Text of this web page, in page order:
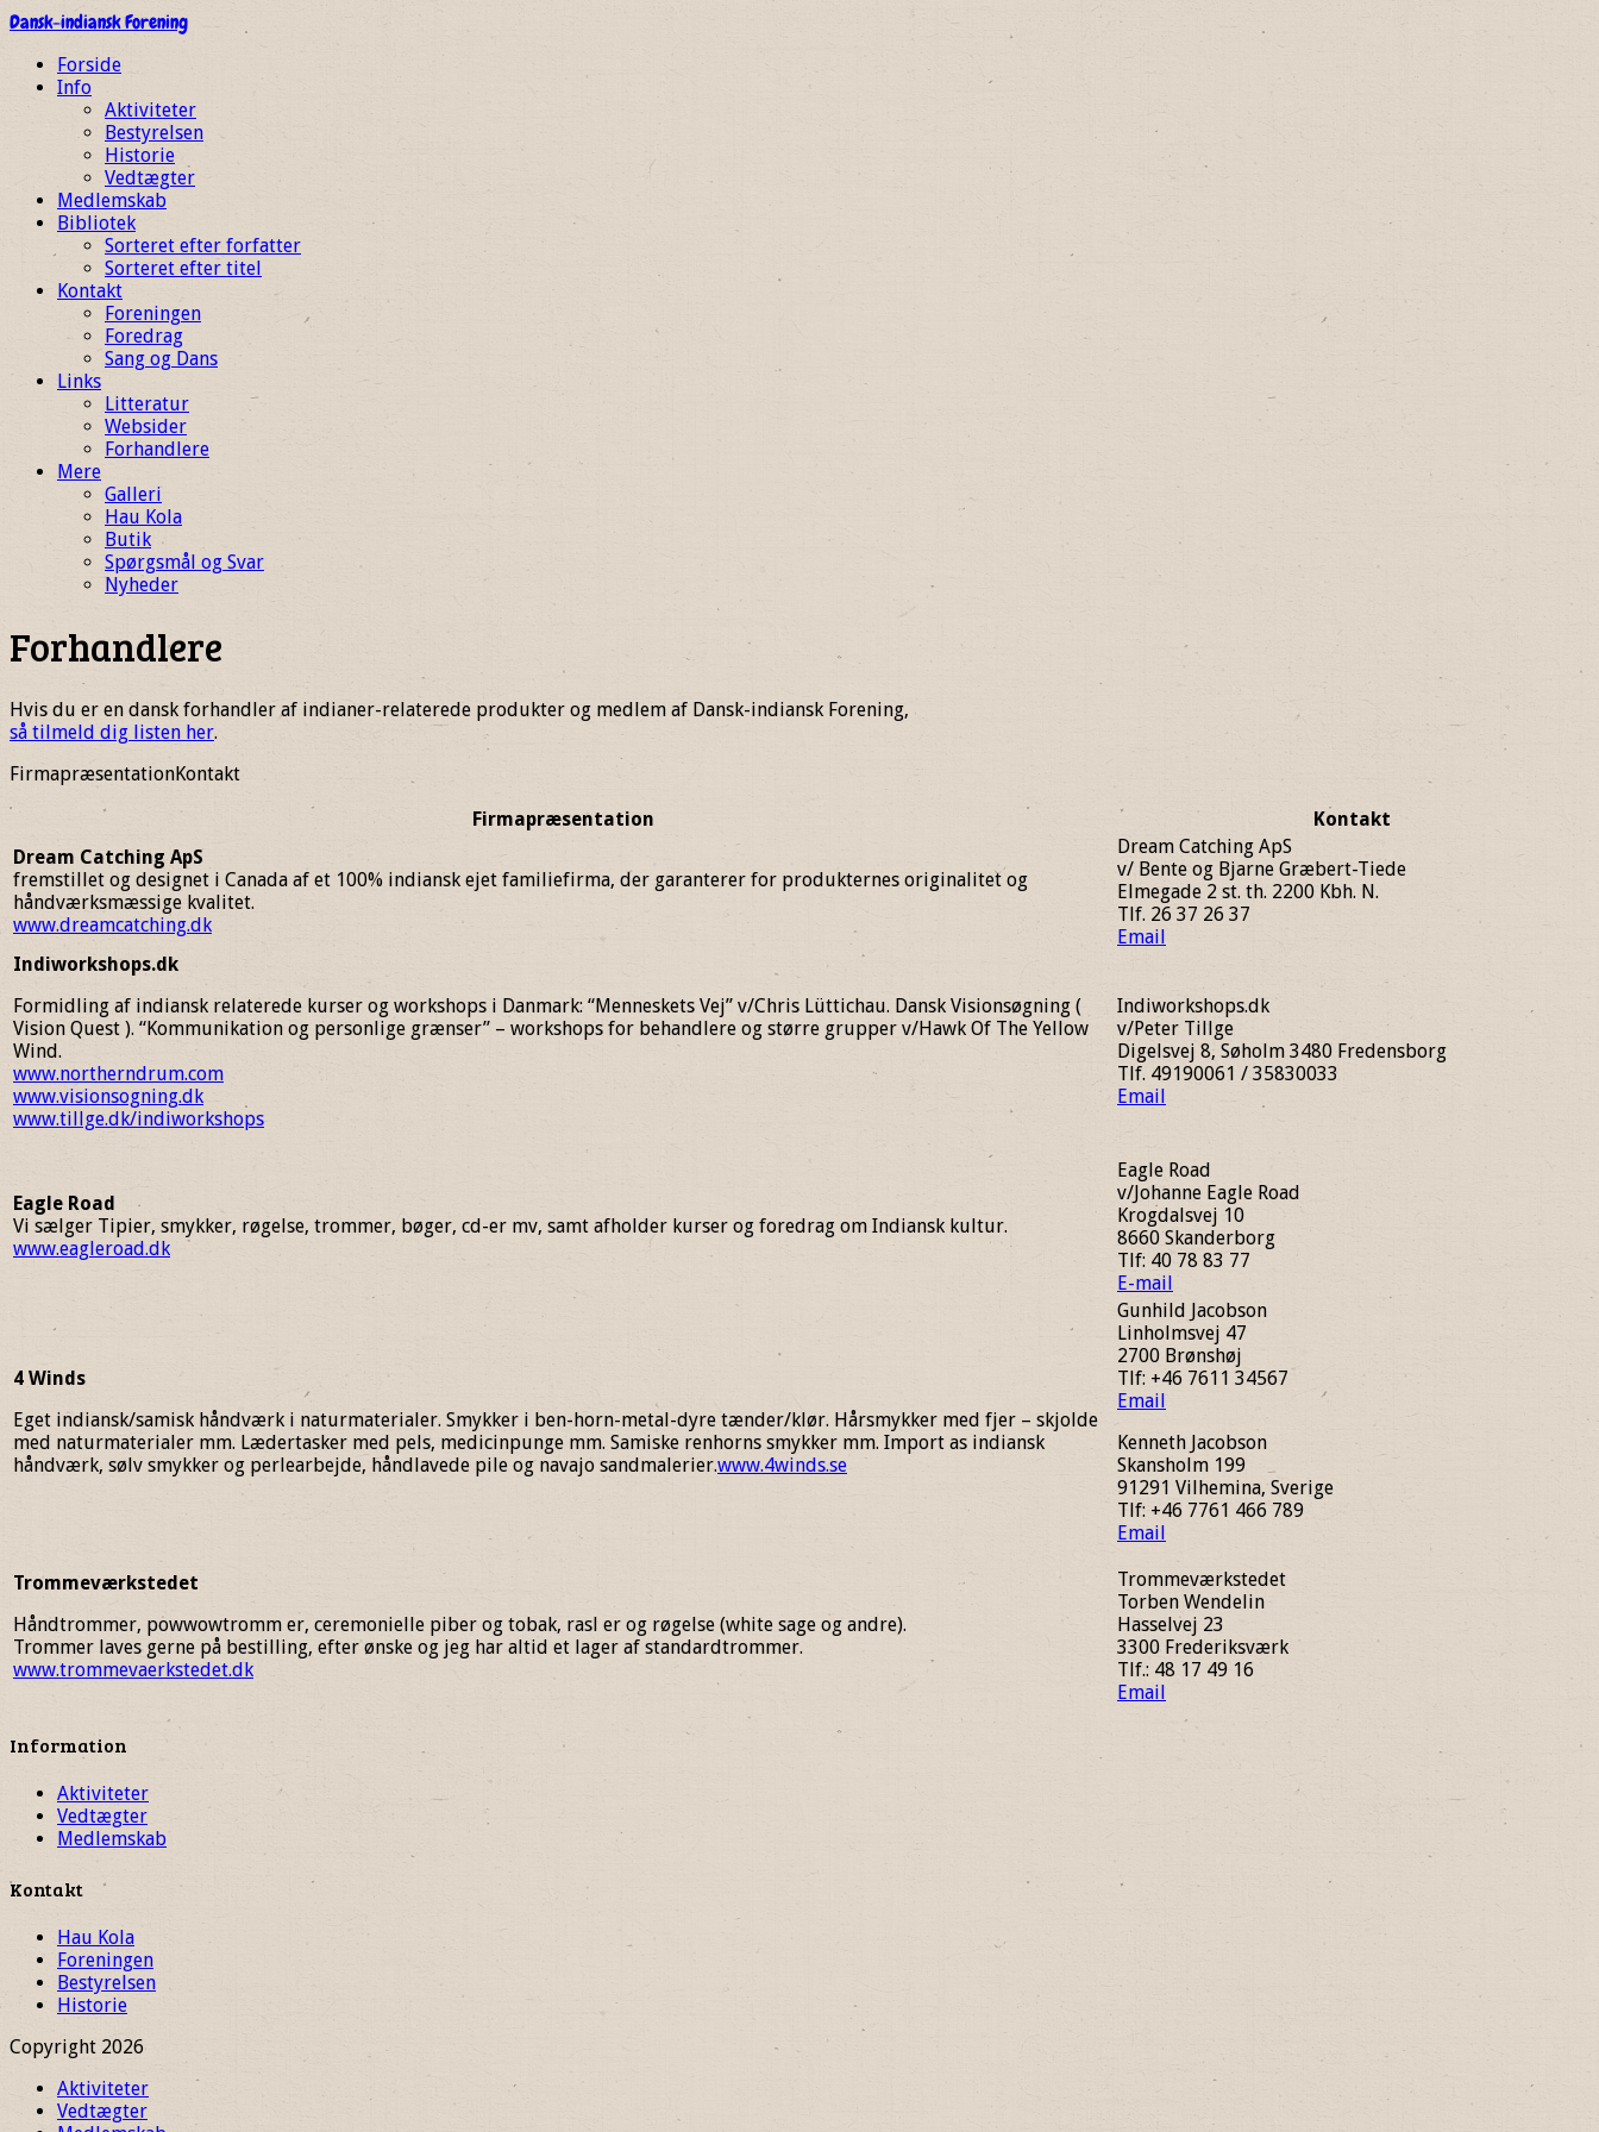
Dansk-indiansk Forening
Forside
Info
Aktiviteter
Bestyrelsen
Historie
Vedtægter
Medlemskab
Bibliotek
Sorteret efter forfatter
Sorteret efter titel
Kontakt
Foreningen
Foredrag
Sang og Dans
Links
Litteratur
Websider
Forhandlere
Mere
Galleri
Hau Kola
Butik
Spørgsmål og Svar
Nyheder
Forhandlere
Hvis du er en dansk forhandler af indianer-relaterede produkter og medlem af Dansk-indiansk Forening,
så tilmeld dig listen her.
FirmapræsentationKontakt
Firmapræsentation
Kontakt
Dream Catching ApS
fremstillet og designet i Canada af et 100% indiansk ejet familiefirma, der garanterer for produkternes originalitet og
håndværksmæssige kvalitet.
www.dreamcatching.dk
Dream Catching ApS
v/ Bente og Bjarne Græbert-Tiede
Elmegade 2 st. th. 2200 Kbh. N.
Tlf. 26 37 26 37
Email
Indiworkshops.dk
Formidling af indiansk relaterede kurser og workshops i Danmark: “Menneskets Vej” v/Chris Lüttichau. Dansk Visionsøgning (
Vision Quest ). “Kommunikation og personlige grænser” – workshops for behandlere og større grupper v/Hawk Of The Yellow
Wind.
www.northerndrum.com
www.visionsogning.dk
www.tillge.dk/indiworkshops
Indiworkshops.dk
v/Peter Tillge
Digelsvej 8, Søholm 3480 Fredensborg
Tlf. 49190061 / 35830033
Email
Eagle Road
Vi sælger Tipier, smykker, røgelse, trommer, bøger, cd-er mv, samt afholder kurser og foredrag om Indiansk kultur.
www.eagleroad.dk
Eagle Road
v/Johanne Eagle Road
Krogdalsvej 10
8660 Skanderborg
Tlf: 40 78 83 77
E-mail
4 Winds
Eget indiansk/samisk håndværk i naturmaterialer. Smykker i ben-horn-metal-dyre tænder/klør. Hårsmykker med fjer – skjolde
med naturmaterialer mm. Lædertasker med pels, medicinpunge mm. Samiske renhorns smykker mm. Import as indiansk
håndværk, sølv smykker og perlearbejde, håndlavede pile og navajo sandmalerier.www.4winds.se
Gunhild Jacobson
Linholmsvej 47
2700 Brønshøj
Tlf: +46 7611 34567
Email
Kenneth Jacobson
Skansholm 199
91291 Vilhemina, Sverige
Tlf: +46 7761 466 789
Email
Trommeværkstedet
Håndtrommer, powwowtromm er, ceremonielle piber og tobak, rasl er og røgelse (white sage og andre).
Trommer laves gerne på bestilling, efter ønske og jeg har altid et lager af standardtrommer.
www.trommevaerkstedet.dk
Trommeværkstedet
Torben Wendelin
Hasselvej 23
3300 Frederiksværk
Tlf.: 48 17 49 16
Email
Information
Aktiviteter
Vedtægter
Medlemskab
Kontakt
Hau Kola
Foreningen
Bestyrelsen
Historie
Copyright 2026
Aktiviteter
Vedtægter